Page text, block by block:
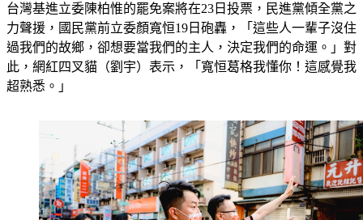
力聲援，國民黨前立委顏寬恒19日砲轟，「這些人一輩子沒住
過我們的故鄉，卻想要當我們的主人，決定我們的命運。」對
此，網紅四叉貓（劉宇）表示，「寬恒葛格我懂你！這感覺我
超熟悉。」